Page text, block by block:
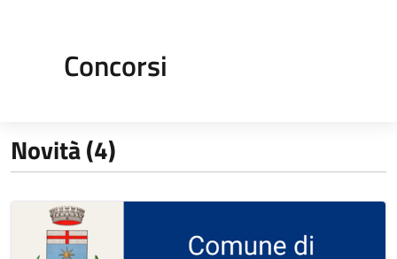
Concorsi
Novità (4)